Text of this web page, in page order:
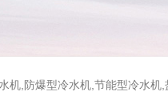
机,防爆型冷水机,节能型冷水机